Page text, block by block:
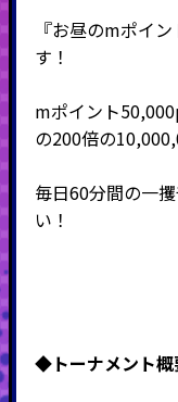
『お昼のmポイ
す ！
mポイント
の200倍の
毎日60分間の一
い！
◆トーナメント概